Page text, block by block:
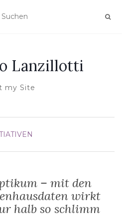
Lanzillotti
my Site
– mit den
wirkt
halb so schlimm